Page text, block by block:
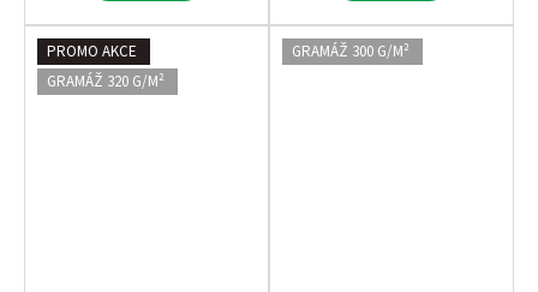
PROMO AKCE
GRAMÁŽ 320 G/M²
GRAMÁŽ 300 G/M²